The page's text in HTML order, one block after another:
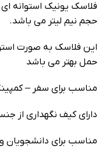
فلاسک یونیک استوانه
حجم نیم لیتر می باشد.
این فلاسک به صورت
حمل بهتر می باشد
مناسب برای سفر –
دارای کیف نگهداری از
مناسب برای دانشجویان